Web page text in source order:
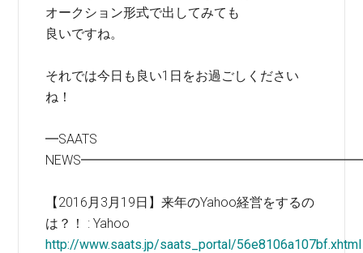
オークション形式で出してみても
良いですね。
それでは今日も良い1日をお過ごしください
ね！
━SAATS
【2016月3月19日】来年のYahoo経営をするの
は？！ : Yahoo
http://www.saats.jp/saats_portal/56e8106a107bf.xhtml